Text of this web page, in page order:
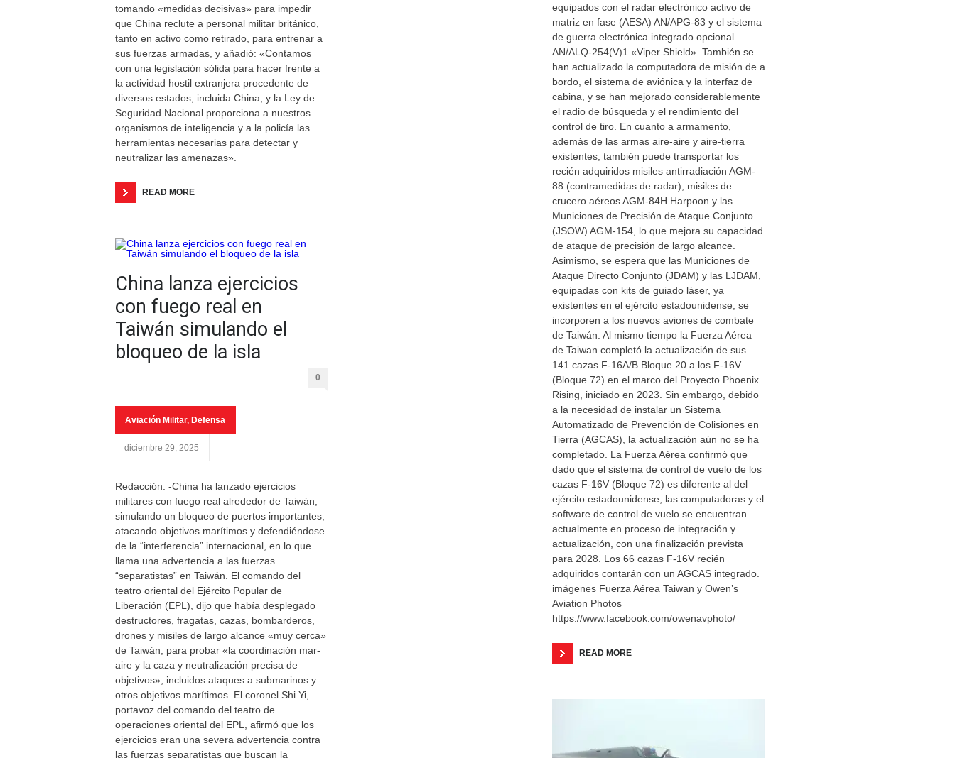
tomando «medidas decisivas» para impedir
que China reclute a personal militar británico,
tanto en activo como retirado, para entrenar a
sus fuerzas armadas, y añadió: «Contamos
con una legislación sólida para hacer frente a
la actividad hostil extranjera procedente de
diversos estados, incluida China, y la Ley de
Seguridad Nacional proporciona a nuestros
organismos de inteligencia y a la policía las
herramientas necesarias para detectar y
neutralizar las amenazas».
READ MORE
China lanza ejercicios
con fuego real en
Taiwán simulando el
bloqueo de la isla
0
Aviación Militar, Defensa
diciembre 29, 2025
Redacción. -China ha lanzado ejercicios
militares con fuego real alrededor de Taiwán,
simulando un bloqueo de puertos importantes,
atacando objetivos marítimos y defendiéndose
de la “interferencia” internacional, en lo que
llama una advertencia a las fuerzas
“separatistas” en Taiwán. El comando del
teatro oriental del Ejército Popular de
Liberación (EPL), dijo que había desplegado
destructores, fragatas, cazas, bombarderos,
drones y misiles de largo alcance «muy cerca»
de Taiwán, para probar «la coordinación mar-
aire y la caza y neutralización precisa de
objetivos», incluidos ataques a submarinos y
otros objetivos marítimos. El coronel Shi Yi,
portavoz del comando del teatro de
operaciones oriental del EPL, afirmó que los
ejercicios eran una severa advertencia contra
las fuerzas separatistas que buscan la
equipados con el radar electrónico activo de
matriz en fase (AESA) AN/APG-83 y el sistema
de guerra electrónica integrado opcional
AN/ALQ-254(V)1 «Viper Shield». También se
han actualizado la computadora de misión de a
bordo, el sistema de aviónica y la interfaz de
cabina, y se han mejorado considerablemente
el radio de búsqueda y el rendimiento del
control de tiro. En cuanto a armamento,
además de las armas aire-aire y aire-tierra
existentes, también puede transportar los
recién adquiridos misiles antirradiación AGM-
88 (contramedidas de radar), misiles de
crucero aéreos AGM-84H Harpoon y las
Municiones de Precisión de Ataque Conjunto
(JSOW) AGM-154, lo que mejora su capacidad
de ataque de precisión de largo alcance.
Asimismo, se espera que las Municiones de
Ataque Directo Conjunto (JDAM) y las LJDAM,
equipadas con kits de guiado láser, ya
existentes en el ejército estadounidense, se
incorporen a los nuevos aviones de combate
de Taiwán. Al mismo tiempo la Fuerza Aérea
de Taiwan completó la actualización de sus
141 cazas F-16A/B Bloque 20 a los F-16V
(Bloque 72) en el marco del Proyecto Phoenix
Rising, iniciado en 2023. Sin embargo, debido
a la necesidad de instalar un Sistema
Automatizado de Prevención de Colisiones en
Tierra (AGCAS), la actualización aún no se ha
completado. La Fuerza Aérea confirmó que
dado que el sistema de control de vuelo de los
cazas F-16V (Bloque 72) es diferente al del
ejército estadounidense, las computadoras y el
software de control de vuelo se encuentran
actualmente en proceso de integración y
actualización, con una finalización prevista
para 2028. Los 66 cazas F-16V recién
adquiridos contarán con un AGCAS integrado.
imágenes Fuerza Aérea Taiwan y Owen’s
Aviation Photos
https://www.facebook.com/owenavphoto/
READ MORE